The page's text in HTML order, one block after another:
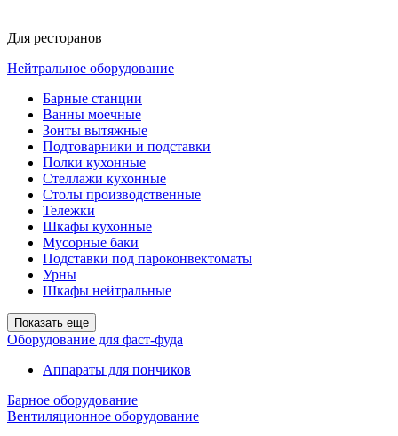
Для ресторанов
Нейтральное оборудование
Барные станции
Ванны моечные
Зонты вытяжные
Подтоварники и подставки
Полки кухонные
Стеллажи кухонные
Столы производственные
Тележки
Шкафы кухонные
Мусорные баки
Подставки под пароконвектоматы
Урны
Шкафы нейтральные
Показать еще
Оборудование для фаст-фуда
Аппараты для пончиков
Барное оборудование
Вентиляционное оборудование